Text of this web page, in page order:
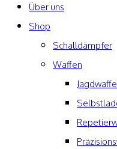
Über uns
Shop
Schalldämpfer
Waffen